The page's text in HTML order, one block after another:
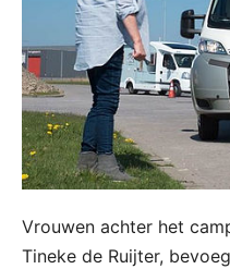
Vrouwen achter het
Tineke de Ruijter,